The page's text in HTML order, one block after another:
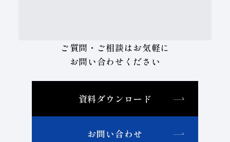
ご質問・ご相談はお気軽に
お問い合わせください
資料ダウンロード
お問い合わせ